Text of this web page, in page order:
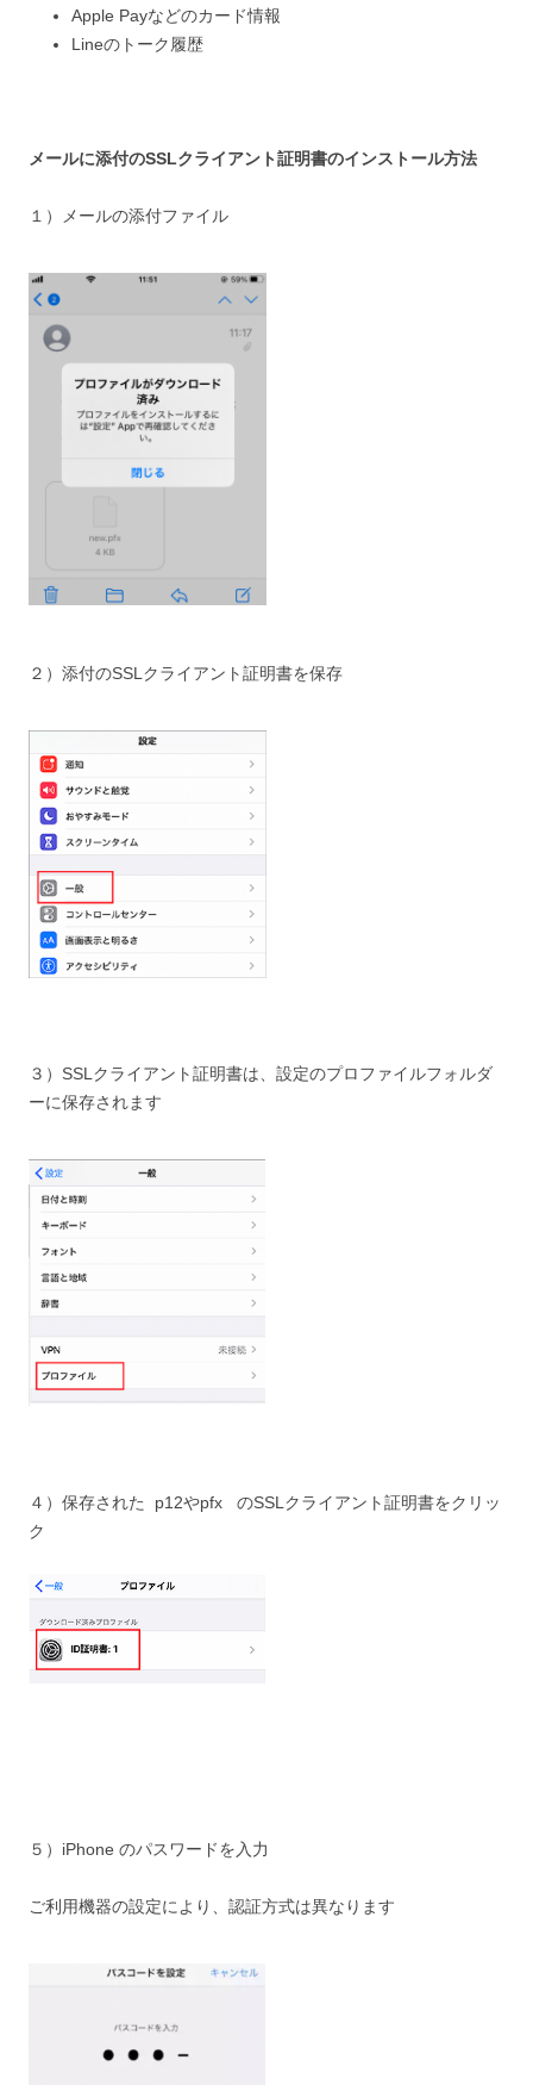
Apple Payなどのカード情報
Lineのトーク履歴
メールに添付のSSLクライアント証明書のインストール方法
１）メールの添付ファイル
２）添付のSSLクライアント証明書を保存
３）SSLクライアント証明書は、設定のプロファイルフォルダ
ーに保存されます
４）保存された p12やpfx のSSLクライアント証明書をクリッ
ク
５）iPhone のパスワードを入力
ご利用機器の設定により、認証方式は異なります